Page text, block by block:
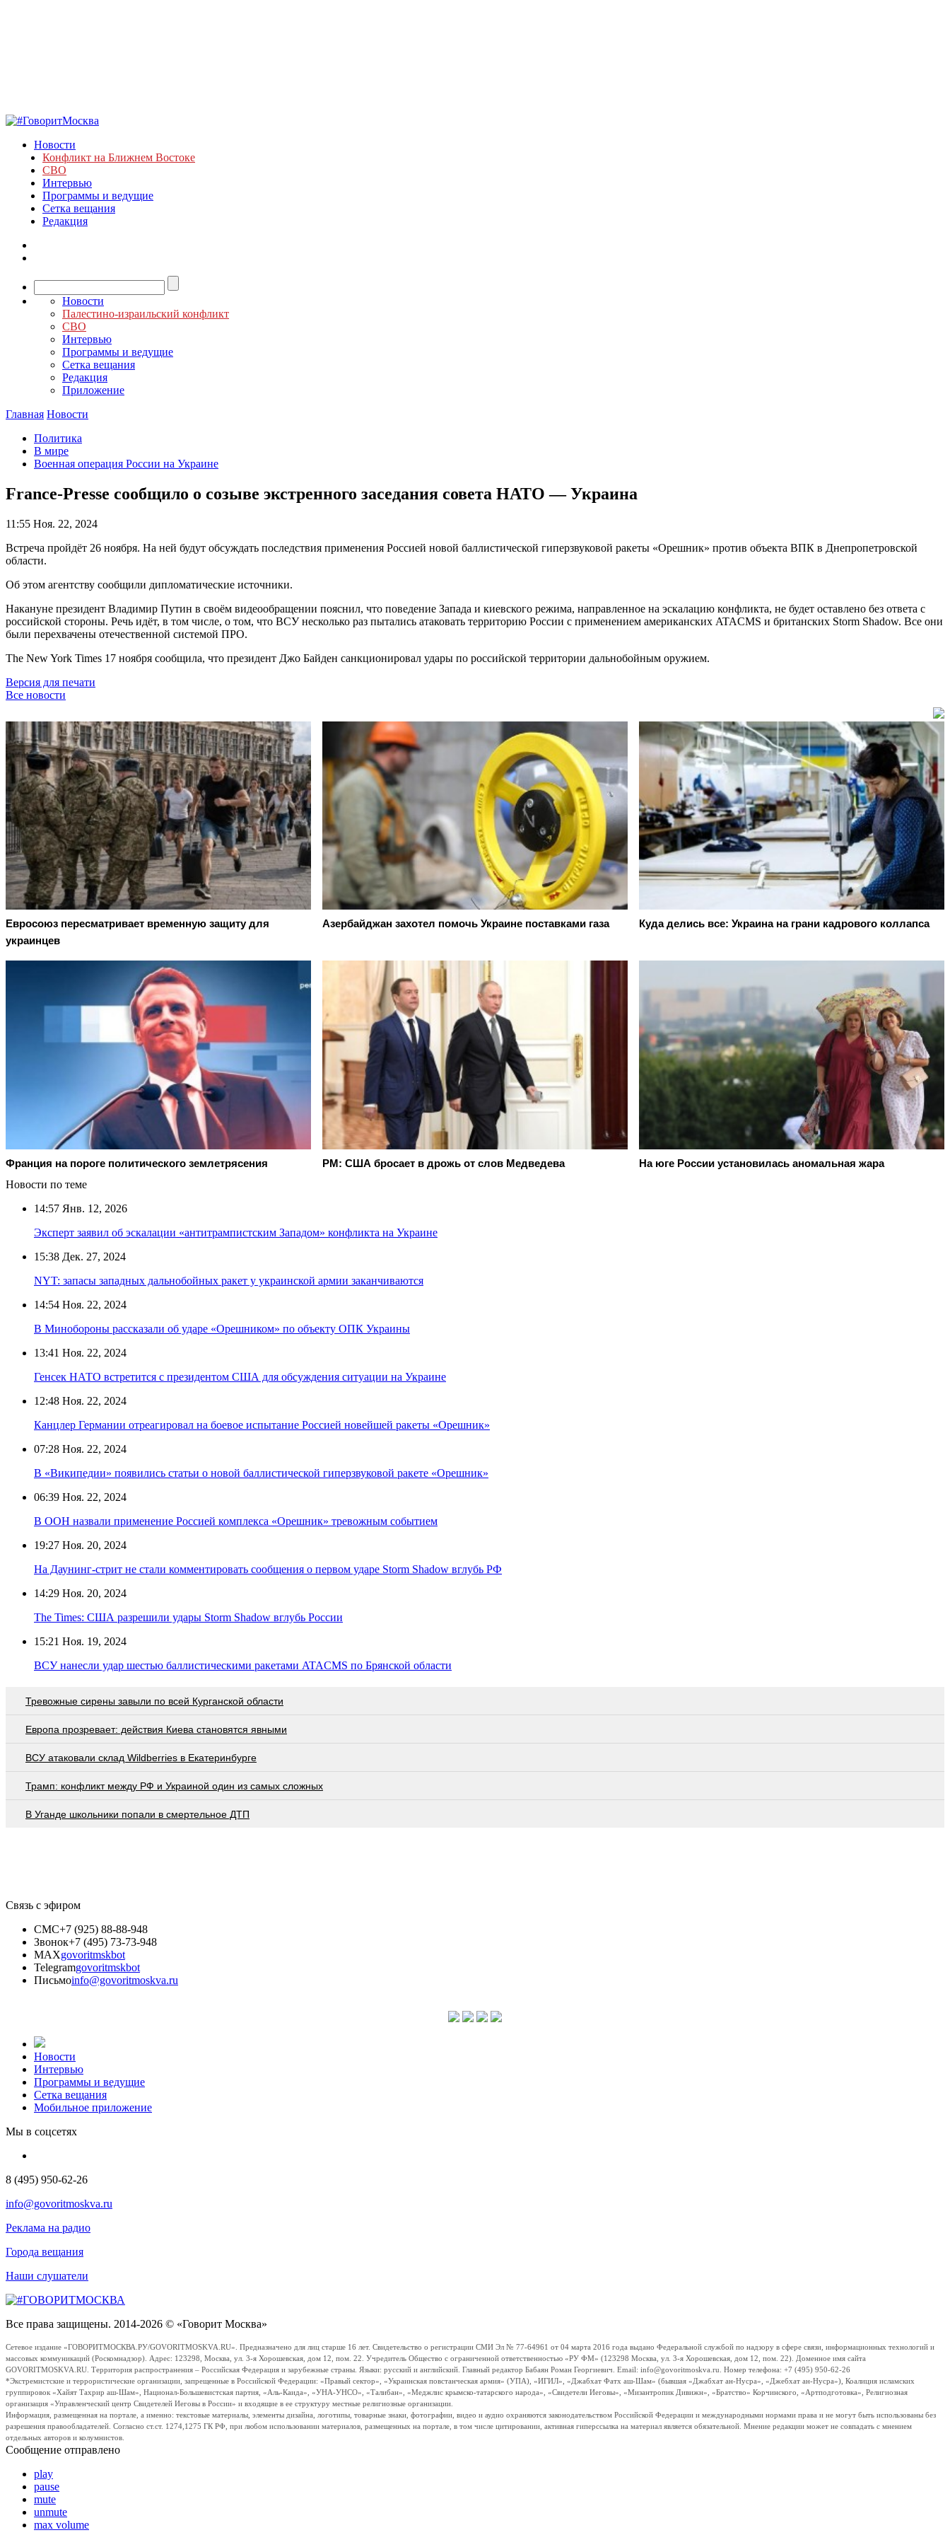
Новости
Конфликт на Ближнем Востоке
СВО
Интервью
Программы и ведущие
Сетка вещания
Редакция
Новости
Палестино-израильский конфликт
СВО
Интервью
Программы и ведущие
Сетка вещания
Редакция
Приложение
Главная Новости
Политика
В мире
Военная операция России на Украине
France-Presse сообщило о созыве экстренного заседания совета НАТО — Украина
11:55 Ноя. 22, 2024
Встреча пройдёт 26 ноября. На ней будут обсуждать последствия применения Россией новой баллистической гиперзвуковой ракеты «Орешник» против объекта ВПК в Днепропетровской
области.
Об этом агентству сообщили дипломатические источники.
Накануне президент Владимир Путин в своём видеообращении пояснил, что поведение Запада и киевского режима, направленное на эскалацию конфликта, не будет оставлено без ответа с
российской стороны. Речь идёт, в том числе, о том, что ВСУ несколько раз пытались атаковать территорию России с применением американских ATACMS и британских Storm Shadow. Все они
были перехвачены отечественной системой ПРО.
The New York Times 17 ноября сообщила, что президент Джо Байден санкционировал удары по российской территории дальнобойным оружием.
Версия для печати
Все новости
Евросоюз пересматривает временную защиту для
украинцев
Азербайджан захотел помочь Украине поставками газа Куда делись все: Украина на грани кадрового коллапса
Франция на пороге политического землетрясения PM: США бросает в дрожь от слов Медведева
На юге России установилась аномальная жара
Новости по теме
14:57 Янв. 12, 2026
Эксперт заявил об эскалации «антитрампистским Западом» конфликта на Украине
15:38 Дек. 27, 2024
NYT: запасы западных дальнобойных ракет у украинской армии заканчиваются
14:54 Ноя. 22, 2024
В Минобороны рассказали об ударе «Орешником» по объекту ОПК Украины
13:41 Ноя. 22, 2024
Генсек НАТО встретится с президентом США для обсуждения ситуации на Украине
12:48 Ноя. 22, 2024
Канцлер Германии отреагировал на боевое испытание Россией новейшей ракеты «Орешник»
07:28 Ноя. 22, 2024
В «Википедии» появились статьи о новой баллистической гиперзвуковой ракете «Орешник»
06:39 Ноя. 22, 2024
В ООН назвали применение Россией комплекса «Орешник» тревожным событием
19:27 Ноя. 20, 2024
На Даунинг-стрит не стали комментировать сообщения о первом ударе Storm Shadow вглубь РФ
14:29 Ноя. 20, 2024
The Times: США разрешили удары Storm Shadow вглубь России
15:21 Ноя. 19, 2024
ВСУ нанесли удар шестью баллистическими ракетами ATACMS по Брянской области
Тревожные сирены завыли по всей Курганской области
Европа прозревает: действия Киева становятся явными
ВСУ атаковали склад Wildberries в Екатеринбурге
Трамп: конфликт между РФ и Украиной один из самых сложных
В Уганде школьники попали в смертельное ДТП
Связь с эфиром
СМС+7 (925) 88-88-948
Звонок+7 (495) 73-73-948
MAXgovoritmskbot
Telegramgovoritmskbot
Письмоinfo@govoritmoskva.ru
Новости
Интервью
Программы и ведущие
Сетка вещания
Мобильное приложение
Мы в соцсетях
8 (495) 950-62-26
info@govoritmoskva.ru
Реклама на радио
Города вещания
Наши слушатели
Все права защищены. 2014-2026 © «Говорит Москва»
Сетевое издание «ГОВОРИТМОСКВА.РУ/GOVORITMOSKVA.RU». Предназначено для лиц старше 16 лет. Свидетельство о регистрации СМИ Эл № 77-64961 от 04 марта 2016 года выдано Федеральной службой по надзору в сфере связи, информационных технологий и
массовых коммуникаций (Роскомнадзор). Адрес: 123298, Москва, ул. 3-я Хорошевская, дом 12, пом. 22. Учредитель Общество с ограниченной ответственностью «РУ ФМ» (123298 Москва, ул. 3-я Хорошевская, дом 12, пом. 22). Доменное имя сайта
GOVORITMOSKVA.RU. Территория распространения – Российская Федерация и зарубежные страны. Языки: русский и английский. Главный редактор Бабаян Роман Георгиевич. Email: info@govoritmoskva.ru. Номер телефона: +7 (495) 950-62-26
*Экстремистские и террористические организации, запрещенные в Российской Федерации: «Правый сектор», «Украинская повстанческая армия» (УПА), «ИГИЛ», «Джабхат Фатх аш-Шам» (бывшая «Джабхат ан-Нусра», «Джебхат ан-Нусра»), Коалиция исламских
группировок «Хайят Тахрир аш-Шам», Национал-Большевистская партия, «Аль-Каида», «УНА-УНСО», «Талибан», «Меджлис крымско-татарского народа», «Свидетели Иеговы», «Мизантропик Дивижн», «Братство» Корчинского, «Артподготовка», Религиозная
организация «Управленческий центр Свидетелей Иеговы в России» и входящие в ее структуру местные религиозные организации.
Информация, размещенная на портале, а именно: текстовые материалы, элементы дизайна, логотипы, товарные знаки, фотографии, видео и аудио охраняются законодательством Российской Федерации и международными нормами права и не могут быть использованы без
разрешения правообладателей. Согласно ст.ст. 1274,1275 ГК РФ, при любом использовании материалов, размещенных на портале, в том числе цитировании, активная гиперссылка на материал является обязательной. Мнение редакции может не совпадать с мнением
отдельных авторов и колумнистов.
Сообщение отправлено
play
pause
mute
unmute
max volume